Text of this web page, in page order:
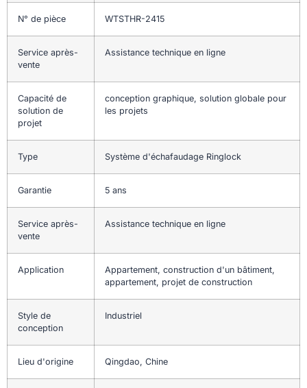
N° de pièce WTSTHR-2415
Service après-
vente
Assistance technique en ligne
Capacité de
solution de
projet
conception graphique, solution globale pour
les projets
Type Système d'échafaudage Ringlock
Garantie 5 ans
Service après-
vente
Assistance technique en ligne
Application
Appartement, construction d'un bâtiment,
appartement, projet de construction
Style de
conception
Industriel
Lieu d'origine Qingdao, Chine